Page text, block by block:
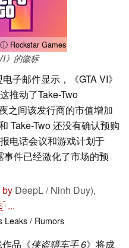
ⓘ Rockstar Games
》的徽标
子邮件显示，《GTA VI》
推动了Take-Two
之间该发行商的市值增加
Take-Two 还没有确认预购
电话会议和游戏计划于
件已经激化了市场的预
by DeepL / Ninh Duy),
...
Leaks / Rumors
品《侠盗猎车手 6》将成